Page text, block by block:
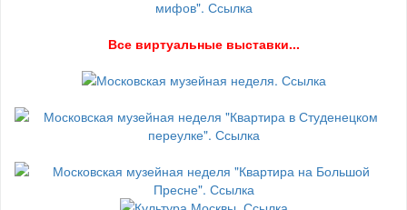
Все виртуальные выставки...